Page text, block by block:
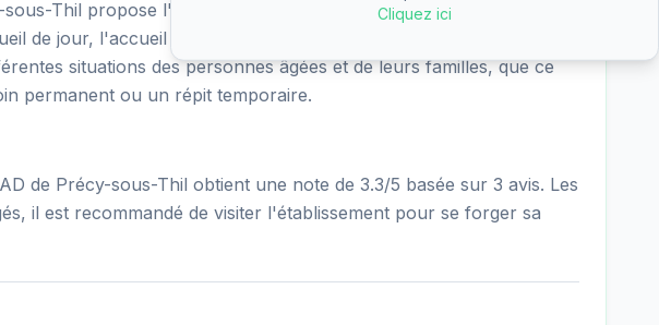
Thil propose l'hébergement permanent, l'hébergement
de jour, l'accueil de nuit. Cette diversité d'offres permet de
situations des personnes âgées et de leurs familles, que ce
permanent ou un répit temporaire.
de Précy-sous-Thil obtient une note de 3.3/5 basée sur 3 avis. Les
il est recommandé de visiter l'établissement pour se forger sa
Cliquez ici